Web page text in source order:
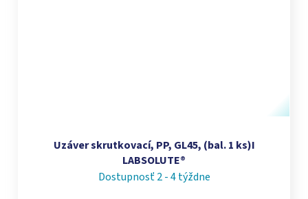
Uzáver skrutkovací, PP, GL45, (bal. 1 ks)I
LABSOLUTE®
Dostupnosť 2 - 4 týždne